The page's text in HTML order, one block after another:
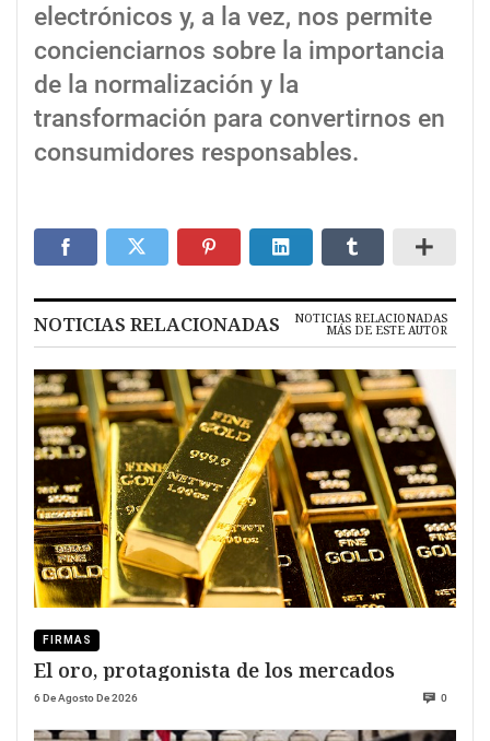
electrónicos y, a la vez, nos permite
concienciarnos sobre la importancia
de la normalización y la
transformación para convertirnos en
consumidores responsables.
NOTICIAS RELACIONADAS NOTICIAS RELACIONADAS
MÁS DE ESTE AUTOR
FIRMAS
El oro, protagonista de los mercados
6 De Agosto De 2026 0